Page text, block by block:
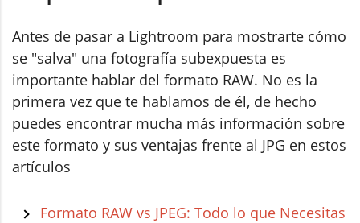
Antes de pasar a Lightroom para mostrarte cómo
se "salva" una fotografía subexpuesta es
importante hablar del formato RAW. No es la
primera vez que te hablamos de él, de hecho
puedes encontrar mucha más información sobre
este formato y sus ventajas frente al JPG en estos
artículos
Formato RAW vs JPEG: Todo lo que Necesitas